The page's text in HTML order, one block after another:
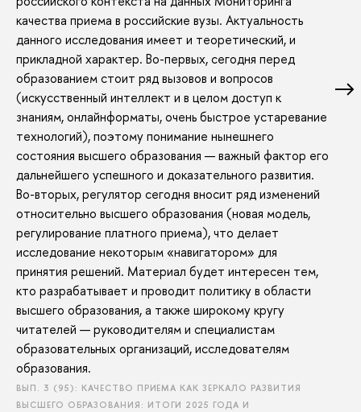
качества приема в российские вузы. Актуальность
данного исследования имеет и теоретический, и
прикладной характер. Во-первых, сегодня перед
образованием стоит ряд вызовов и вопросов
(искусственный интеллект и в целом доступ к
знаниям, онлайнформаты, очень быстрое устаревание
технологий), поэтому понимание нынешнего
состояния высшего образования — важный фактор его
дальнейшего успешного и доказательного развития.
Во-вторых, регулятор сегодня вносит ряд изменений
относительно высшего образования (новая модель,
регулирование платного приема), что делает
исследование некоторым «навигатором» для
принятия решений. Материал будет интересен тем,
кто разрабатывает и проводит политику в области
высшего образования, а также широкому кругу
читателей — руководителям и специалистам
образовательных организаций, исследователям
образования.
ВЫП. 3 (95): КАЧЕСТВО ПРИЕМА КАК ЗЕРКАЛО РАЗВИТИЯ
ВЫСШЕГО ОБРАЗОВАНИЯ: ИТОГИ 2025 ГОДА И